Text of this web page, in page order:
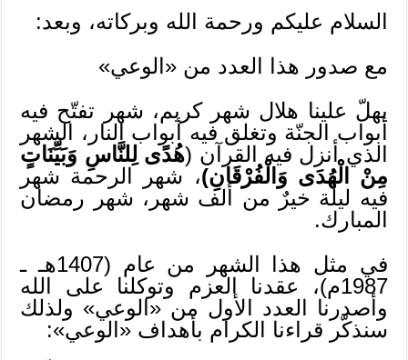
السلام عليكم ورحمة الله وبركاته، وبعد:
مع صدور هذا العدد من «الوعي»
يهلّ علينا هلال شهر كريم، شهر تفتّح فيه
أبواب الجنّة وتغلق فيه أبواب النار، الشهر
الذي أنزل فيه القرآن (هُدًى لِلنَّاسِ وَبَيِّنَاتٍ
مِنْ الْهُدَى وَالْفُرْقَانِ)، شهر الرحمة شهر
فيه ليلة خيرٌ من ألف شهر، شهر رمضان
المبارك.
في مثل هذا الشهر من عام (1407هـ ـ
1987م)، عقدنا العزم وتوكلنا على الله
وأصدرنا العدد الأول من «الوعي» ولذلك
سنذكّر قراءنا الكرام بأهداف «الوعي»: